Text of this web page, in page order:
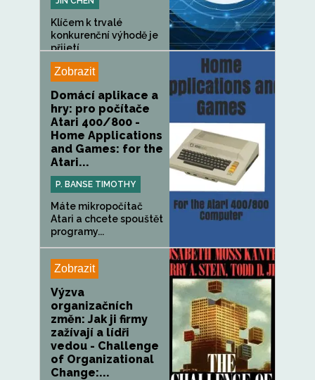
Klíčem k trvalé
konkurenční výhodě je
přijetí...
Zobrazit
Domácí aplikace a
hry: pro počítače
Atari 400/800 -
Home Applications
and Games: for the
Atari...
P. BANSE TIMOTHY
Máte mikropočítač
Atari a chcete spouštět
programy...
Zobrazit
Výzva
organizačních
změn: Jak ji firmy
zažívají a lídři
vedou - Challenge
of Organizational
Change:...